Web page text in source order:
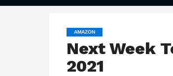
AMAZON
Next Week
2021